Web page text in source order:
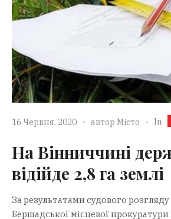
16 Червня, 2020 автор Місто In
На Вінниччині
відійде 2,8 га землі
За результатами судового розгляду
Бершадської місцевої